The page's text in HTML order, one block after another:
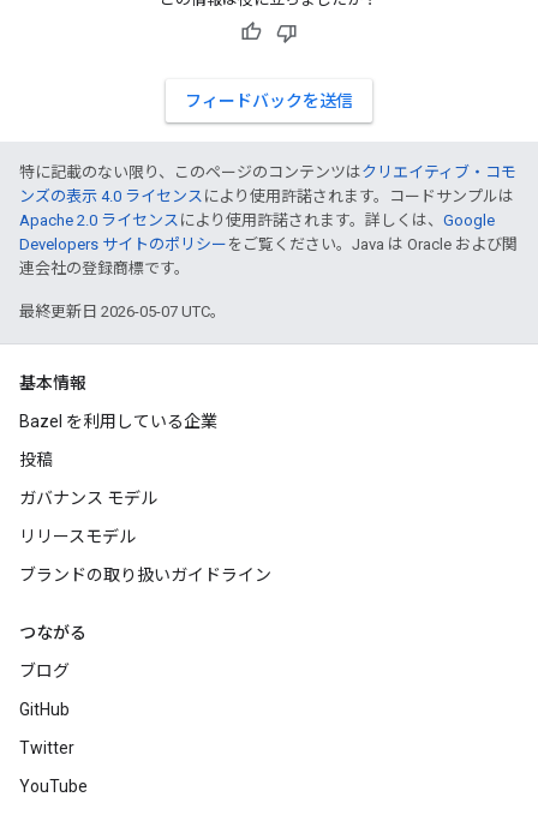
フィードバックを送信
特に記載のない限り、このページのコンテンツはクリエイティブ・コモ
ンズの表示 4.0 ライセンス により使用許諾されます。コードサンプルは
Apache 2.0 ライセンス により使用許諾されます。詳しくは、 Google
Developers サイトのポリシー をご覧ください。Java は Oracle および関
連会社の登録商標です。
最終更新日 2026-05-07 UTC。
基本情報
Bazel を利用している企業
投稿
ガバナンス モデル
リリースモデル
ブランドの取り扱いガイドライン
つながる
ブログ
GitHub
Twitter
YouTube